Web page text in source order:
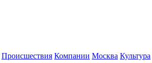
Происшествия Компании Москва Культура